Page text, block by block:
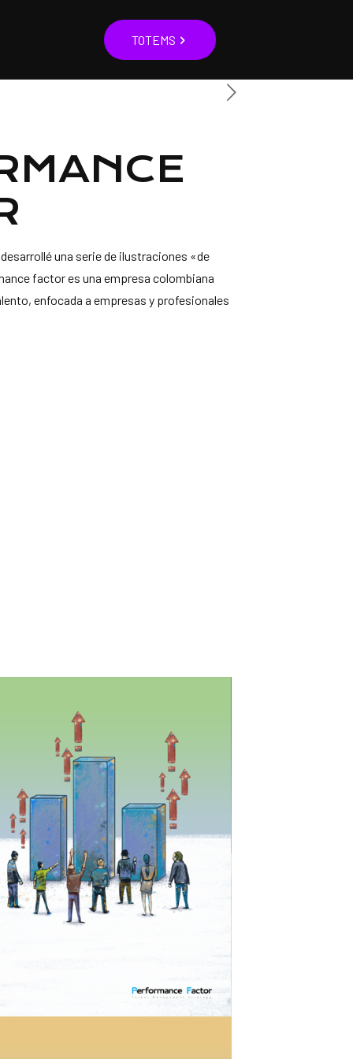
TOTEMS
una serie de ilustraciones «de
factor es una empresa colombiana
enfocada a empresas y profesionales